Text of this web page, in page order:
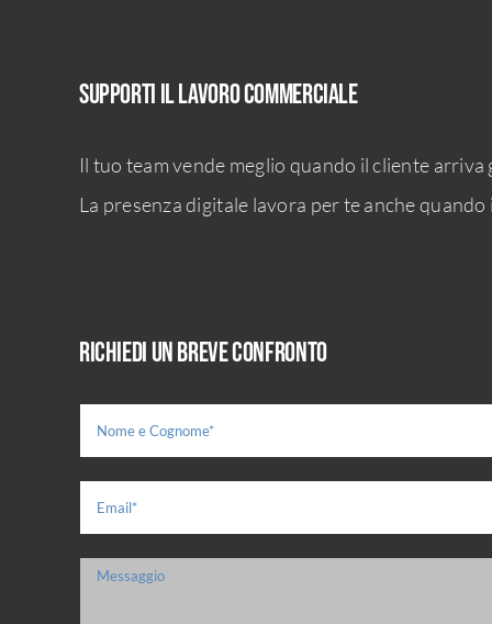
Supporti il lavoro commerciale
Il tuo team vende meglio quando il cliente
La presenza digitale lavora per te anche quando
Richiedi un breve confronto